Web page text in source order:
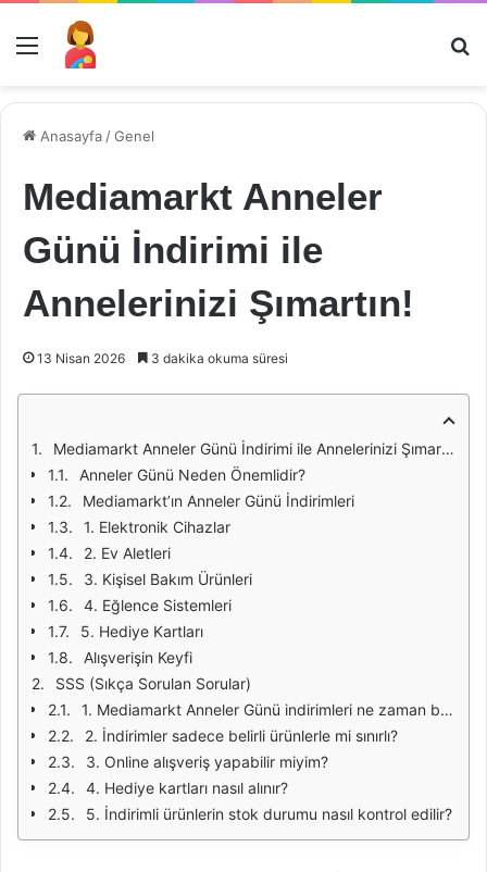
Menü
Anasayfa /Genel
Mediamarkt Anneler
Günü İndirimi ile
Annelerinizi Şımartın!
13 Nisan 2026 3 dakika okuma süresi
Mediamarkt Anneler Günü İndirimi ile Annelerinizi Şımartın!
Anneler Günü Neden Önemlidir?
Mediamarkt’ın Anneler Günü İndirimleri
1. Elektronik Cihazlar
2. Ev Aletleri
3. Kişisel Bakım Ürünleri
4. Eğlence Sistemleri
5. Hediye Kartları
Alışverişin Keyfi
SSS (Sıkça Sorulan Sorular)
1. Mediamarkt Anneler Günü indirimleri ne zaman başlıyor?
2. İndirimler sadece belirli ürünlerle mi sınırlı?
3. Online alışveriş yapabilir miyim?
4. Hediye kartları nasıl alınır?
5. İndirimli ürünlerin stok durumu nasıl kontrol edilir?